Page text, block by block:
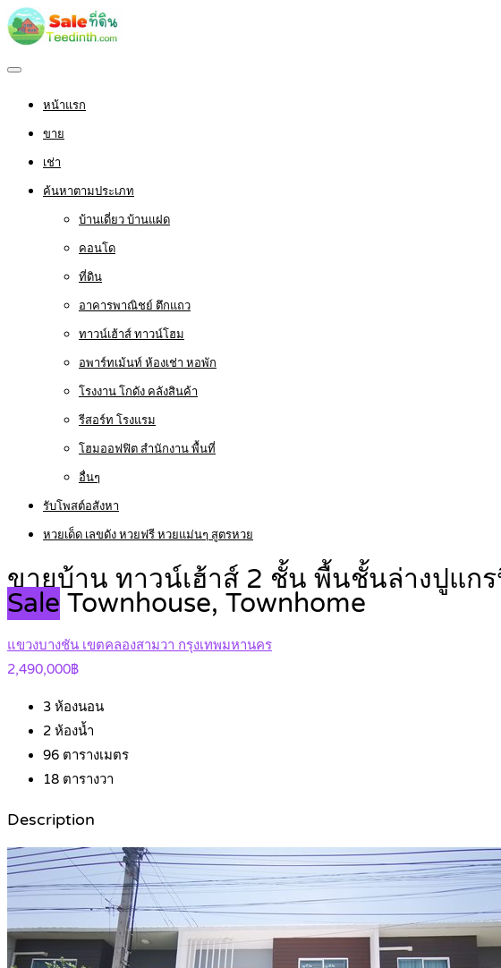
หน้าแรก
ขาย
เช่า
ค้นหาตามประเภท
บ้านเดี่ยว บ้านแฝด
คอนโด
ที่ดิน
อาคารพาณิชย์ ตึกแถว
ทาวน์เฮ้าส์ ทาวน์โฮม
อพาร์ทเม้นท์ ห้องเช่า หอพัก
โรงงาน โกดัง คลังสินค้า
รีสอร์ท โรงแรม
โฮมออฟฟิต สำนักงาน พื้นที่
อื่นๆ
รับโพสต์อสังหา
หวยเด็ด เลขดัง หวยฟรี หวยแม่นๆ สูตรหวย
ขายบ้าน ทาวน์เฮ้าส์ 2 ชั้น พื้นชั้นล่างปูแก
Sale Townhouse, Townhome
แขวงบางชัน เขตคลองสามวา กรุงเทพมหานคร
2,490,000฿
3 ห้องนอน
2 ห้องน้ำ
96 ตารางเมตร
18 ตารางวา
Description